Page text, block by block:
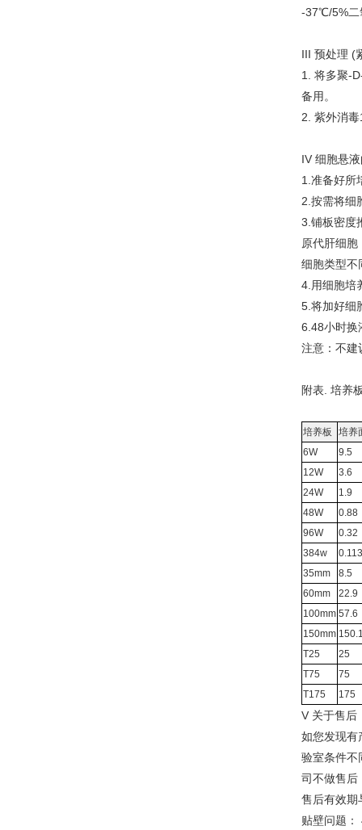
-37℃/5%二
III 预处理 (
1. 将多聚-
备用。
2. 紫外消
IV 细胞悬
1.准备好所
2.按需将细
3.铺板密度
原代肝细
细胞类型不
4.用细胞培
5.将加好细
6.48小时换
注意：不建
附表. 培养
培养板
培养
6W
9.5
12W
3.6
24W
1.9
48W
0.88
96W
0.32
384w
35mm
8.5
60mm
22.9
100mm 57.6
150mm
T25
25
T75
75
T175
175
V 关于售后
如您发现有
验室条件不
司不做售后
售后有效期
贴壁问题：